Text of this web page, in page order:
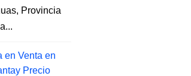
Provincia
en Venta en
Precio